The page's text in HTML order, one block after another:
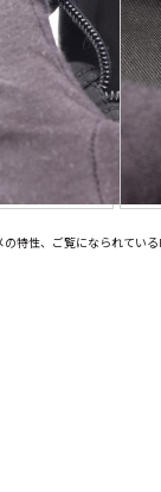
特性、ご覧になられてい